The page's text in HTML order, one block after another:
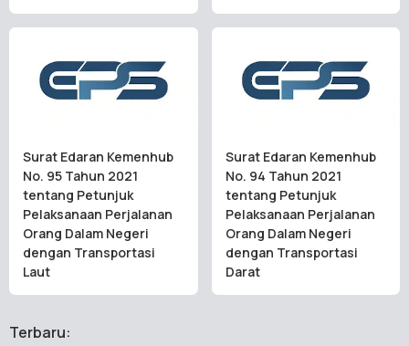
Surat Edaran Kemenhub
No. 95 Tahun 2021
tentang Petunjuk
Pelaksanaan Perjalanan
Orang Dalam Negeri
dengan Transportasi
Laut
Surat Edaran Kemenhub
No. 94 Tahun 2021
tentang Petunjuk
Pelaksanaan Perjalanan
Orang Dalam Negeri
dengan Transportasi
Darat
Terbaru: